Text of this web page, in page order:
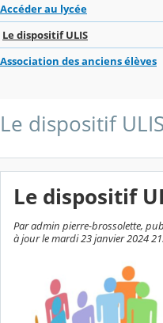
Accéder au lycée
Le dispositif ULIS
Association des anciens élèves
Le dispositif ULIS
Le dispositif
Par admin pierre-brossolette,
à jour le mardi 23 janvier 2024